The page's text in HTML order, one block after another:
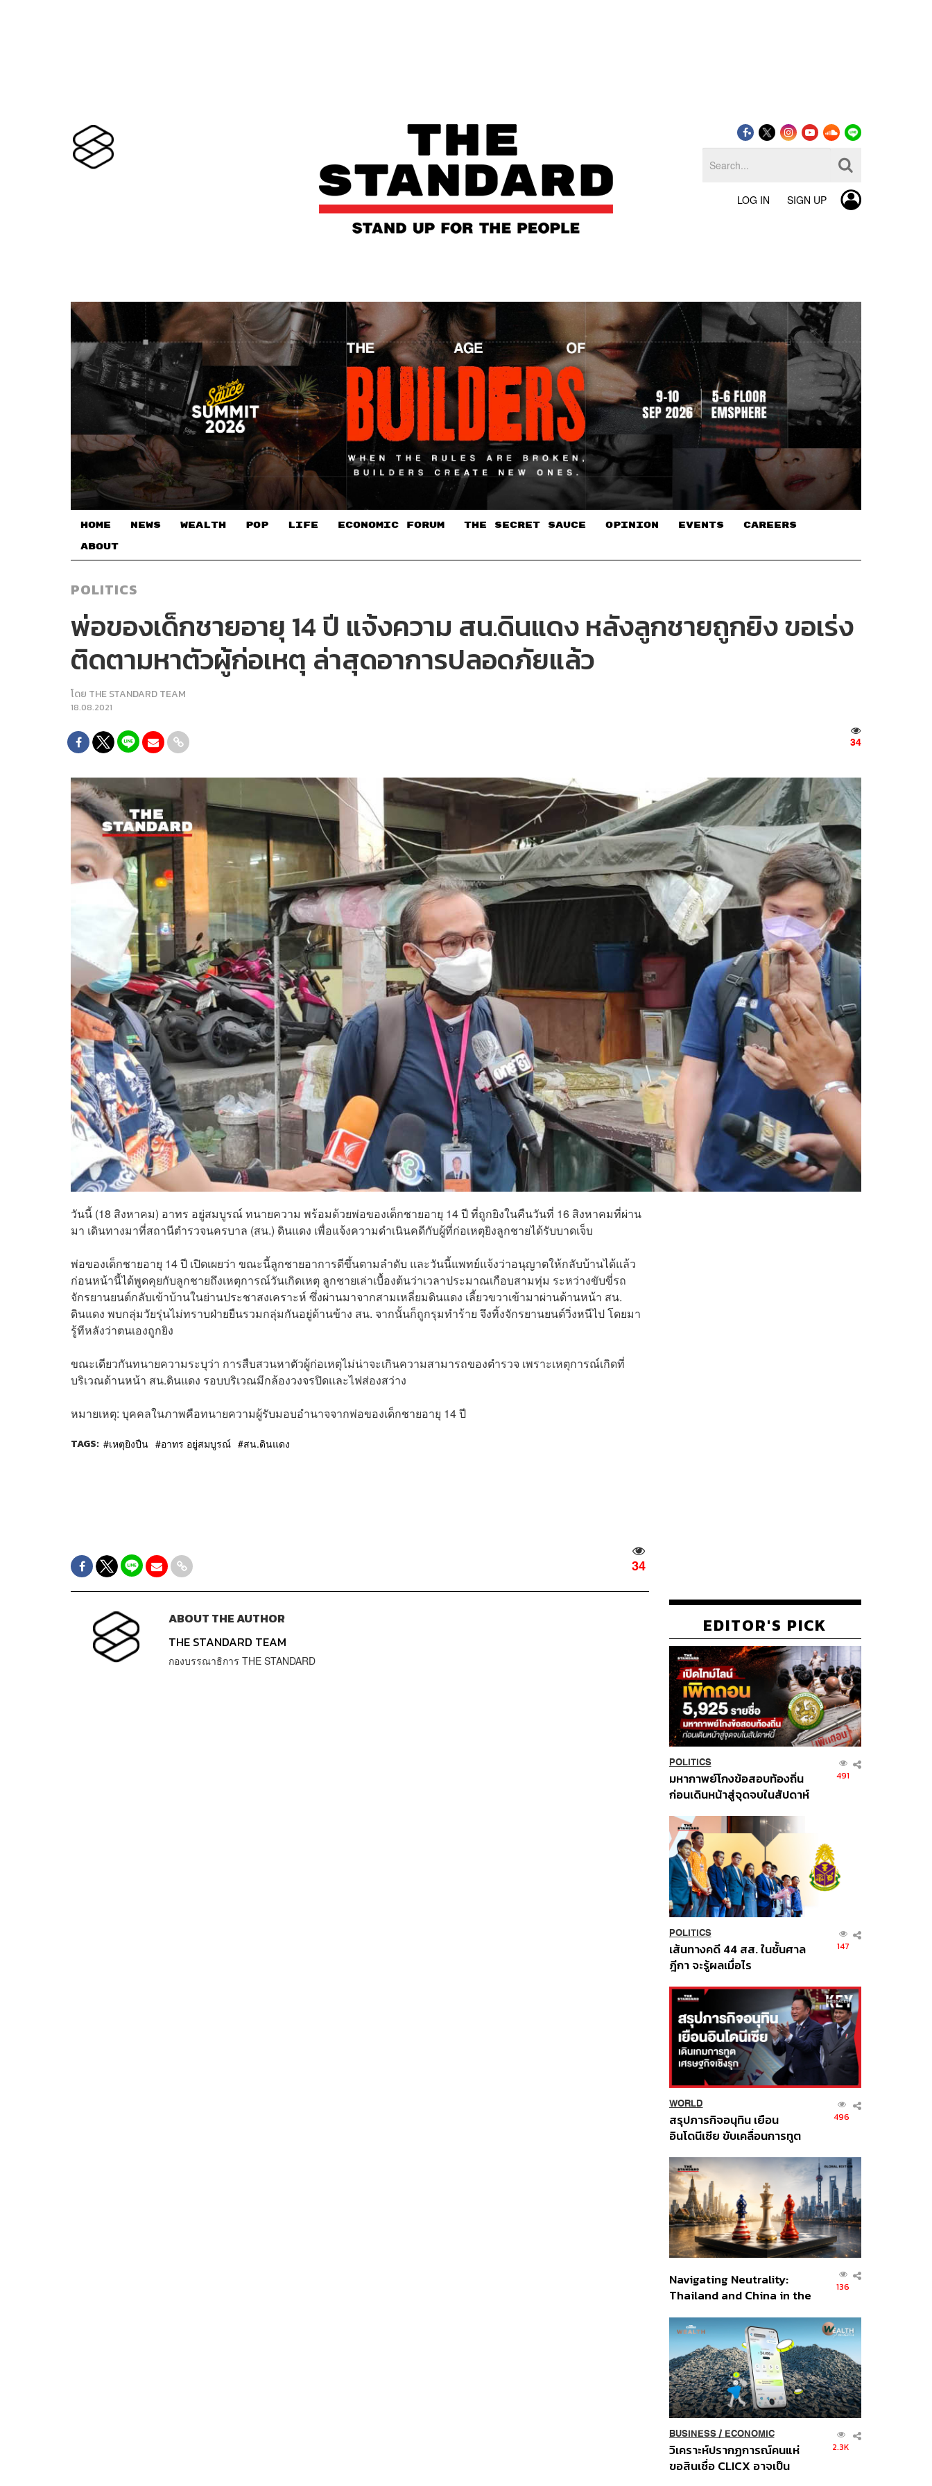
LOG IN SIGN UP
HOME NEWS WEALTH POP LIFE ECONOMIC FORUM THE SECRET SAUCE​ OPINION EVENTS CAREERS
ABOUT
POLITICS
พ่อของเด็กชายอายุ 14 ปี แจ้งความ สน.ดินแดง หลังลูกชายถูกยิง ขอเร่ง
ติดตามหาตัวผู้ก่อเหตุ ล่าสุดอาการปลอดภัยแล้ว
โดย THE STANDARD TEAM
18.08.2021
34
วันนี้ (18 สิงหาคม) อาทร อยู่สมบูรณ์ ทนายความ พร้อมด้วยพ่อของเด็กชายอายุ 14 ปี ที่ถูกยิงในคืนวันที่ 16 สิงหาคมที่ผ่าน
มา เดินทางมาที่สถานีตำรวจนครบาล (สน.) ดินแดง เพื่อแจ้งความดำเนินคดีกับผู้ที่ก่อเหตุยิงลูกชายได้รับบาดเจ็บ
พ่อของเด็กชายอายุ 14 ปี เปิดเผยว่า ขณะนี้ลูกชายอาการดีขึ้นตามลำดับ และวันนี้แพทย์แจ้งว่าอนุญาตให้กลับบ้านได้แล้ว
ก่อนหน้านี้ได้พูดคุยกับลูกชายถึงเหตุการณ์วันเกิดเหตุ ลูกชายเล่าเบื้องต้นว่าเวลาประมาณเกือบสามทุ่ม ระหว่างขับขี่รถ
จักรยานยนต์กลับเข้าบ้านในย่านประชาสงเคราะห์ ซึ่งผ่านมาจากสามเหลี่ยมดินแดง เลี้ยวขวาเข้ามาผ่านด้านหน้า สน.
ดินแดง พบกลุ่มวัยรุ่นไม่ทราบฝ่ายยืนรวมกลุ่มกันอยู่ด้านข้าง สน. จากนั้นก็ถูกรุมทำร้าย จึงทิ้งจักรยานยนต์วิ่งหนีไป โดยมา
รู้ทีหลังว่าตนเองถูกยิง
ขณะเดียวกันทนายความระบุว่า การสืบสวนหาตัวผู้ก่อเหตุไม่น่าจะเกินความสามารถของตำรวจ เพราะเหตุการณ์เกิดที่
บริเวณด้านหน้า สน.ดินแดง รอบบริเวณมีกล้องวงจรปิดและไฟส่องสว่าง
หมายเหตุ: บุคคลในภาพคือทนายความผู้รับมอบอำนาจจากพ่อของเด็กชายอายุ 14 ปี
TAGS: เหตุยิงปืน อาทร อยู่สมบูรณ์ สน.ดินแดง
34
ABOUT THE AUTHOR
THE STANDARD TEAM
กองบรรณาธิการ THE STANDARD
EDITOR'S PICK
POLITICS
มหากาพย์โกงข้อสอบท้องถิ่น
ก่อนเดินหน้าสู่จุดจบในสัปดาห์
491
POLITICS
เส้นทางคดี 44 สส. ในชั้นศาล
ฎีกา จะรู้ผลเมื่อไร
147
WORLD
สรุปภารกิจอนุทิน เยือน
อินโดนีเซีย ขับเคลื่อนการทูต
ส่วนยุทธศาสตร์ไทย –
อินโดนีเซีย
496
Navigating Neutrality:
Thailand and China in the
Order
136
BUSINESS/ ECONOMIC
วิเคราะห์ปรากฏการณ์คนแห่
ขอสินเชื่อ CLICX อาจเป็น
2.3K